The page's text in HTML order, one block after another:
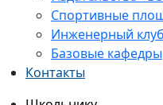
Спортивные
Инженерный клуб
Базовые кафедры
Контакты